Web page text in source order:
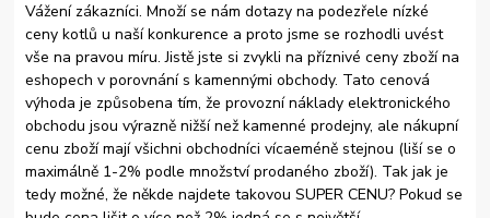
Vážení zákazníci. Množí se nám dotazy na podezřele nízké
ceny kotlů u naší konkurence a proto jsme se rozhodli uvést
vše na pravou míru. Jistě jste si zvykli na příznivé ceny zboží na
eshopech v porovnání s kamennými obchody. Tato cenová
výhoda je způsobena tím, že provozní náklady elektronického
obchodu jsou výrazně nižší než kamenné prodejny, ale nákupní
cenu zboží mají všichni obchodníci vícaeméně stejnou (liší se o
maximálně 1-2% podle množství prodaného zboží). Tak jak je
tedy možné, že někde najdete takovou SUPER CENU? Pokud se